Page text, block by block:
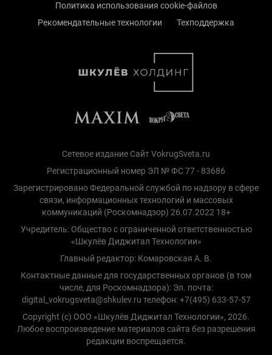
Политика использования cookie-файлов
Рекомендательные технологии
Техподдержка
Сетевое издание Сайт VokrugSveta.ru
Регистрационный номер ЭЛ № ФС 77 - 83686
Зарегистрировано Федеральной службой по надзору в сфере
связи, информационных технологий и массовых
коммуникаций (Роскомнадзор) 26.07.2022 18+
Учредитель: Общество с ограниченной ответственностью
«Шкулёв Диджитал Технологии»
Главный редактор: Комаровская А. В.
Контактные данные для государственных органов (в том
числе, для Роскомнадзора): Эл. почта:
digital_vokrugsveta@shkulev.ru телефон: +7(495) 633-57-57
Copyright (с) ООО «Шкулёв Диджитал Технологии», 2026.
Любое воспроизведение материалов сайта без разрешения
редакции воспрещается.